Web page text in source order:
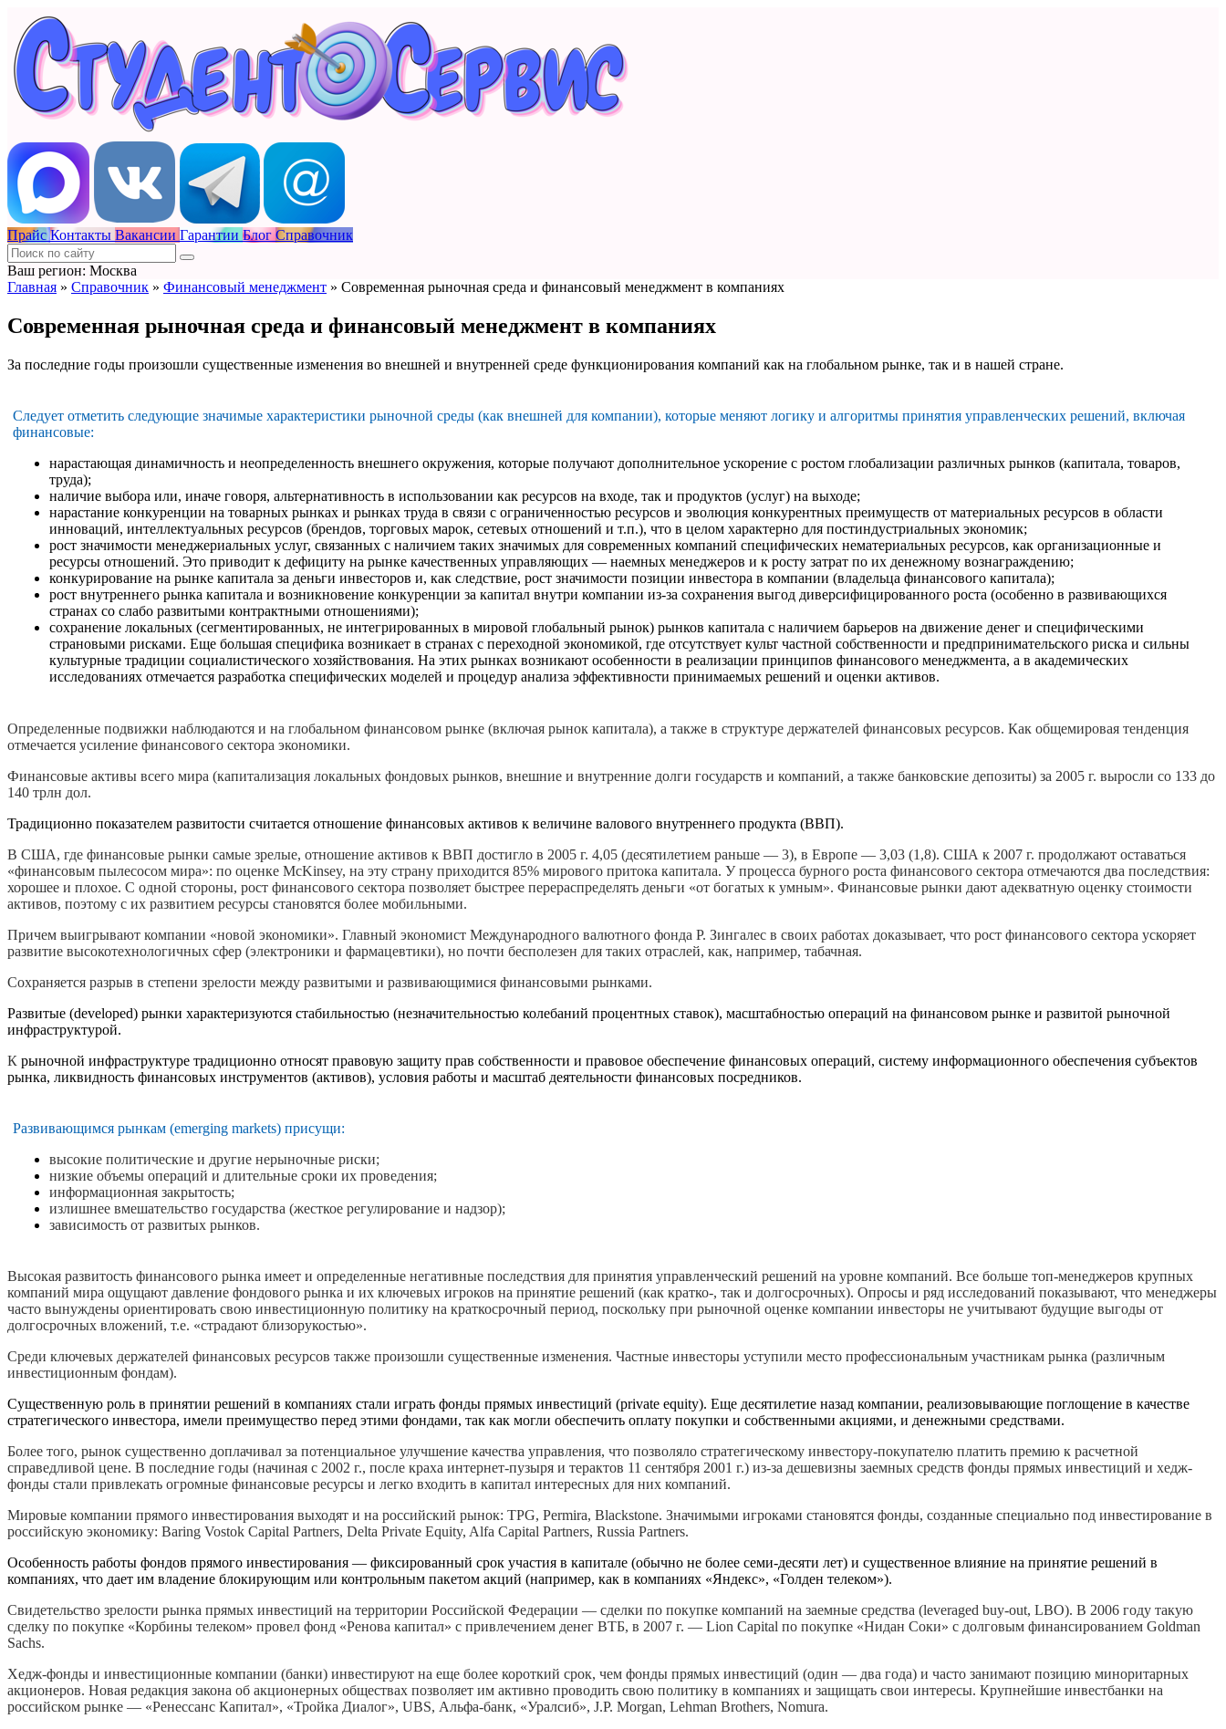
Прайс Контакты Вакансии Гарантии Блог Справочник
Ваш регион: Москва
Главная » Справочник » Финансовый менеджмент » Современная рыночная среда и финансовый менеджмент в компаниях
Современная рыночная среда и финансовый менеджмент в компаниях
За последние годы произошли существенные изменения во внешней и внутренней среде функционирования компаний как на глобальном рынке, так и в нашей стране.
Следует отметить следующие значимые характеристики рыночной среды (как внешней для компании), которые меняют логику и алгоритмы принятия управленческих решений, включая
финансовые:
нарастающая динамичность и неопределенность внешнего окружения, которые получают дополнительное ускорение с ростом глобализации различных рынков (капитала, товаров,
труда);
наличие выбора или, иначе говоря, альтернативность в использовании как ресурсов на входе, так и продуктов (услуг) на выходе;
нарастание конкуренции на товарных рынках и рынках труда в связи с ограниченностью ресурсов и эволюция конкурентных преимуществ от материальных ресурсов в области
инноваций, интеллектуальных ресурсов (брендов, торговых марок, сетевых отношений и т.п.), что в целом характерно для постиндустриальных экономик;
рост значимости менеджериальных услуг, связанных с наличием таких значимых для современных компаний специфических нематериальных ресурсов, как организационные и
ресурсы отношений. Это приводит к дефициту на рынке качественных управляющих — наемных менеджеров и к росту затрат по их денежному вознаграждению;
конкурирование на рынке капитала за деньги инвесторов и, как следствие, рост значимости позиции инвестора в компании (владельца финансового капитала);
рост внутреннего рынка капитала и возникновение конкуренции за капитал внутри компании из-за сохранения выгод диверсифицированного роста (особенно в развивающихся
странах со слабо развитыми контрактными отношениями);
сохранение локальных (сегментированных, не интегрированных в мировой глобальный рынок) рынков капитала с наличием барьеров на движение денег и специфическими
страновыми рисками. Еще большая специфика возникает в странах с переходной экономикой, где отсутствует культ частной собственности и предпринимательского риска и сильны
культурные традиции социалистического хозяйствования. На этих рынках возникают особенности в реализации принципов финансового менеджмента, а в академических
исследованиях отмечается разработка специфических моделей и процедур анализа эффективности принимаемых решений и оценки активов.
Определенные подвижки наблюдаются и на глобальном финансовом рынке (включая рынок капитала), а также в структуре держателей финансовых ресурсов. Как общемировая тенденция
отмечается усиление финансового сектора экономики.
Финансовые активы всего мира (капитализация локальных фондовых рынков, внешние и внутренние долги государств и компаний, а также банковские депозиты) за 2005 г. выросли со 133 до
140 трлн дол.
Традиционно показателем развитости считается отношение финансовых активов к величине валового внутреннего продукта (ВВП).
В США, где финансовые рынки самые зрелые, отношение активов к ВВП достигло в 2005 г. 4,05 (десятилетием раньше — 3), в Европе — 3,03 (1,8). США к 2007 г. продолжают оставаться
«финансовым пылесосом мира»: по оценке МcKinsey, на эту страну приходится 85% мирового притока капитала. У процесса бурного роста финансового сектора отмечаются два последствия:
хорошее и плохое. С одной стороны, рост финансового сектора позволяет быстрее перераспределять деньги «от богатых к умным». Финансовые рынки дают адекватную оценку стоимости
активов, поэтому с их развитием ресурсы становятся более мобильными.
Причем выигрывают компании «новой экономики». Главный экономист Международного валютного фонда Р. Зингалес в своих работах доказывает, что рост финансового сектора ускоряет
развитие высокотехнологичных сфер (электроники и фармацевтики), но почти бесполезен для таких отраслей, как, например, табачная.
Сохраняется разрыв в степени зрелости между развитыми и развивающимися финансовыми рынками.
Развитые (developed) рынки характеризуются стабильностью (незначительностью колебаний процентных ставок), масштабностью операций на финансовом рынке и развитой рыночной
инфраструктурой.
К рыночной инфраструктуре традиционно относят правовую защиту прав собственности и правовое обеспечение финансовых операций, систему информационного обеспечения субъектов
рынка, ликвидность финансовых инструментов (активов), условия работы и масштаб деятельности финансовых посредников.
Развивающимся рынкам (emerging markets) присущи:
высокие политические и другие нерыночные риски;
низкие объемы операций и длительные сроки их проведения;
информационная закрытость;
излишнее вмешательство государства (жесткое регулирование и надзор);
зависимость от развитых рынков.
Высокая развитость финансового рынка имеет и определенные негативные последствия для принятия управленческий решений на уровне компаний. Все больше топ-менеджеров крупных
компаний мира ощущают давление фондового рынка и их ключевых игроков на принятие решений (как кратко-, так и долгосрочных). Опросы и ряд исследований показывают, что менеджеры
часто вынуждены ориентировать свою инвестиционную политику на краткосрочный период, поскольку при рыночной оценке компании инвесторы не учитывают будущие выгоды от
долгосрочных вложений, т.е. «страдают близорукостью».
Среди ключевых держателей финансовых ресурсов также произошли существенные изменения. Частные инвесторы уступили место профессиональным участникам рынка (различным
инвестиционным фондам).
Существенную роль в принятии решений в компаниях стали играть фонды прямых инвестиций (private equity). Еще десятилетие назад компании, реализовывающие поглощение в качестве
стратегического инвестора, имели преимущество перед этими фондами, так как могли обеспечить оплату покупки и собственными акциями, и денежными средствами.
Более того, рынок существенно доплачивал за потенциальное улучшение качества управления, что позволяло стратегическому инвестору-покупателю платить премию к расчетной
справедливой цене. В последние годы (начиная с 2002 г., после краха интернет-пузыря и терактов 11 сентября 2001 г.) из-за дешевизны заемных средств фонды прямых инвестиций и хедж-
фонды стали привлекать огромные финансовые ресурсы и легко входить в капитал интересных для них компаний.
Мировые компании прямого инвестирования выходят и на российский рынок: TPG, Permira, Blackstone. Значимыми игроками становятся фонды, созданные специально под инвестирование в
российскую экономику: Baring Vostok Capital Partners, Delta Private Equity, Alfa Capital Partners, Russia Partners.
Особенность работы фондов прямого инвестирования — фиксированный срок участия в капитале (обычно не более семи-десяти лет) и существенное влияние на принятие решений в
компаниях, что дает им владение блокирующим или контрольным пакетом акций (например, как в компаниях «Яндекс», «Голден телеком»).
Свидетельство зрелости рынка прямых инвестиций на территории Российской Федерации — сделки по покупке компаний на заемные средства (leveraged buy-out, LBO). В 2006 году такую
сделку по покупке «Корбины телеком» провел фонд «Ренова капитал» с привлечением денег ВТБ, в 2007 г. — Lion Capital по покупке «Нидан Соки» с долговым финансированием Goldman
Sachs.
Хедж-фонды и инвестиционные компании (банки) инвестируют на еще более короткий срок, чем фонды прямых инвестиций (один — два года) и часто занимают позицию миноритарных
акционеров. Новая редакция закона об акционерных обществах позволяет им активно проводить свою политику в компаниях и защищать свои интересы. Крупнейшие инвестбанки на
российском рынке — «Ренессанс Капитал», «Тройка Диалог», UBS, Альфа-банк, «Уралсиб», J.P. Morgan, Lehman Brothers, Nomura.